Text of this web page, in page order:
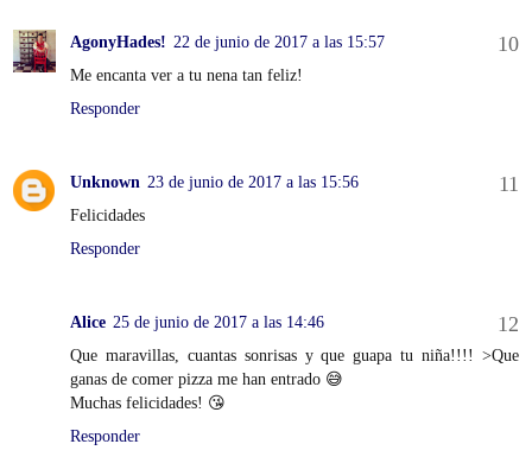
AgonyHades! 22 de junio de 2017 a las 15:57
Me encanta ver a tu nena tan feliz!
Responder
Unknown 23 de junio de 2017 a las 15:56
Felicidades
Responder
Alice 25 de junio de 2017 a las 14:46
Que maravillas, cuantas sonrisas y que guapa tu niña!!!! >Que
ganas de comer pizza me han entrado 😅
Muchas felicidades! 😘
Responder